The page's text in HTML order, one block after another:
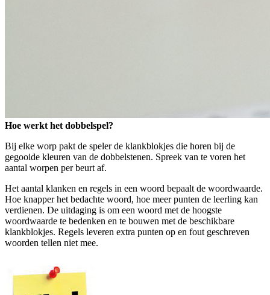
Hoe werkt het dobbelspel?
Bij elke worp pakt de speler de klankblokjes die horen bij de
gegooide kleuren van de dobbelstenen. Spreek van te voren het
aantal worpen per beurt af.
Het aantal klanken en regels in een woord bepaalt de woordwaarde.
Hoe knapper het bedachte woord, hoe meer punten de leerling kan
verdienen. De uitdaging is om een woord met de hoogste
woordwaarde te bedenken en te bouwen met de beschikbare
klankblokjes. Regels leveren extra punten op en fout geschreven
woorden tellen niet mee.